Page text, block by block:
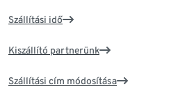
Szállítási idő
Kiszállító partnerünk
Szállítási cím módosítása